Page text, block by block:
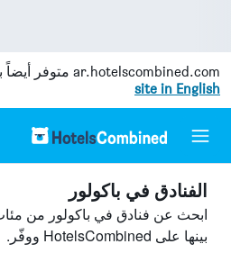
ar.hotelscombined.com متوفر أيضاً
site in English
الفنادق في باكولور
ابحث عن فنادق في باكولور من
بينها على HotelsCombined ووفّر.